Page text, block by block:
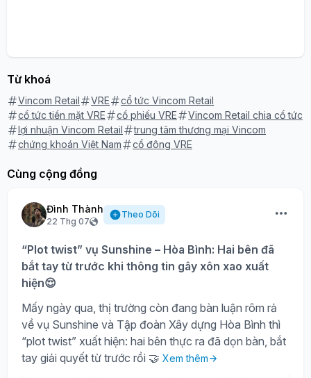
Từ khoá
Vincom Retail VRE
cổ tức Vincom Retail
cổ tức tiền mặt VRE
cổ phiếu VRE
Vincom Retail chia cổ tức
lợi nhuận Vincom Retail
trung tâm thương mại Vincom
chứng khoán Việt Nam
cổ đông VRE
Cùng cộng đồng
Đình Thành
22 Thg 07
Theo Dõi
“Plot twist” vụ Sunshine – Hòa Bình: Hai bên đã
bắt tay từ trước khi thông tin gây xôn xao xuất
hiện😌
Mấy ngày qua, thị trường còn đang bàn luận rôm rả
về vụ Sunshine và Tập đoàn Xây dựng Hòa Bình thì
“plot twist” xuất hiện: hai bên thực ra đã dọn bàn, bắt
tay giải quyết từ trước rồi 🤝 Xem thêm